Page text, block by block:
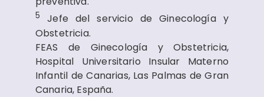
5
Jefe del servicio de Ginecología y
Obstetricia.
FEAS de Ginecología y Obstetricia,
Hospital Universitario Insular Materno
Infantil de Canarias, Las Palmas de Gran
Canaria, España.